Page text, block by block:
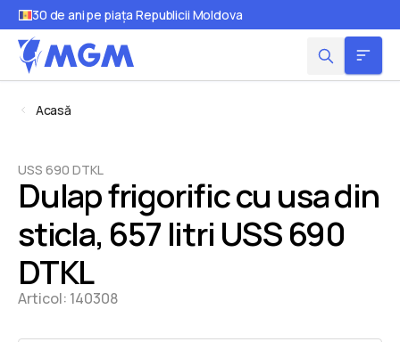
30 de ani pe piața Republicii Moldova
Acasă
USS 690 DTKL
Dulap frigorific cu usa din
sticla, 657 litri USS 690
DTKL
Articol: 140308